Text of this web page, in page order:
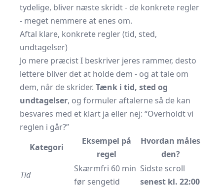
tydelige, bliver næste skridt - de konkrete regler
- meget nemmere at enes om.
Aftal klare, konkrete regler (tid, sted,
undtagelser)
Jo mere præcist I beskriver jeres rammer, desto
lettere bliver det at holde dem - og at tale om
dem, når de skrider. Tænk i tid, sted og
undtagelser, og formuler aftalerne så de kan
besvares med et klart ja eller nej: “Overholdt vi
reglen i går?”
Kategori
Eksempel på
regel
Hvordan måles
den?
Tid
Skærmfri 60 min
før sengetid
Sidste scroll
senest kl. 22:00